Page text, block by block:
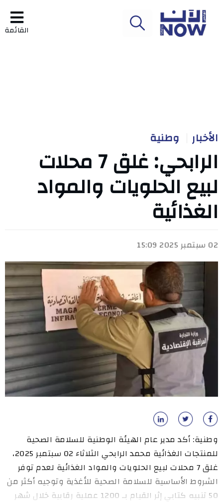
القائمة
الأخبار وطنية
الرابحي: غلق 7 محلات
لبيع الحلويات والمواد
الغذائية
02 سبتمبر 2025 15:09
وطنية: أكد مدير عام الهيئة الوطنية للسلامة الصحية
للمنتجات الغذائية محمد الرابحي الثلاثاء 02 سبتمبر 2025،
غلق 7 محلات لبيع الحلويات والمواد الغذائية لعدم توفر
الشروط الأساسية للسلامة الصحية للأغذية وتوجيه أكثر من
50 تنبيه كتابي إثر القيام بـ 1200 عملية رقابية خلال شهر